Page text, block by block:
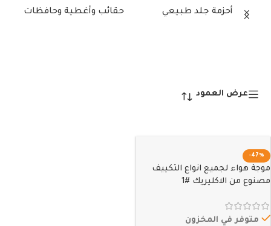
أحزمة جلد طبيعي حقائب وأغطية وحافظات
عرض العمود
-47%
موجة هواء لجميع انواع التكييف
مصنوع من الاكليريك #1
متوفر في المخزون